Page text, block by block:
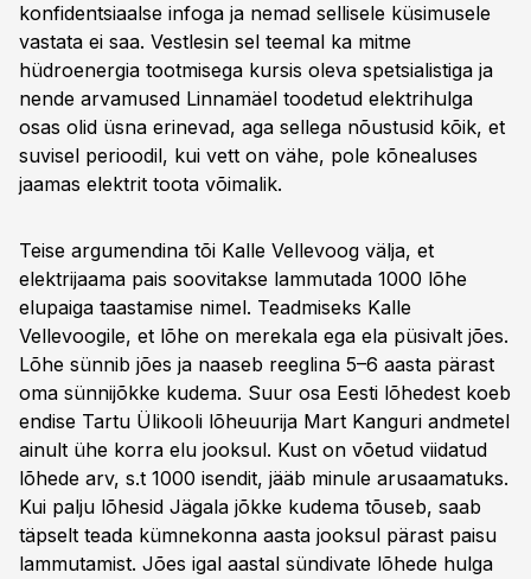
konfidentsiaalse infoga ja nemad sellisele küsimusele
vastata ei saa. Vestlesin sel teemal ka mitme
hüdroenergia tootmisega kursis oleva spetsialistiga ja
nende arvamused Linnamäel toodetud elektrihulga
osas olid üsna erinevad, aga sellega nõustusid kõik, et
suvisel perioodil, kui vett on vähe, pole kõnealuses
jaamas elektrit toota võimalik.
Teise argumendina tõi Kalle Vellevoog välja, et
elektrijaama pais soovitakse lammutada 1000 lõhe
elupaiga taastamise nimel. Teadmiseks Kalle
Vellevoogile, et lõhe on merekala ega ela püsivalt jões.
Lõhe sünnib jões ja naaseb reeglina 5–6 aasta pärast
oma sünnijõkke kudema. Suur osa Eesti lõhedest koeb
endise Tartu Ülikooli lõheuurija Mart Kanguri andmetel
ainult ühe korra elu jooksul. Kust on võetud viidatud
lõhede arv, s.t 1000 isendit, jääb minule arusaamatuks.
Kui palju lõhesid Jägala jõkke kudema tõuseb, saab
täpselt teada kümnekonna aasta jooksul pärast paisu
lammutamist. Jões igal aastal sündivate lõhede hulga